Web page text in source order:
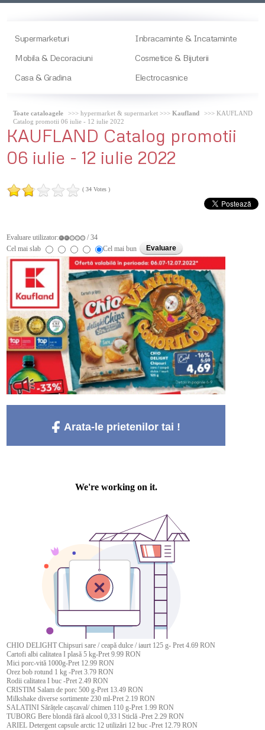
Supermarketuri
Inbracaminte & Incataminte
Mobila & Decoraciuni
Cosmetice & Bijuterii
Casa & Gradina
Electrocasnice
Toate cataloagele >>> hypermarket & supermarket >>>Kaufland
>>> KAUFLAND
Catalog promotii 06 iulie - 12 iulie 2022
KAUFLAND Catalog promotii
06 iulie - 12 iulie 2022
( 34 Votes )
Evaluare utilizator:
/ 34
Cel mai slab
Cel mai bun
Arata-le prietenilor tai !
CHIO DELIGHT Chipsuri sare / ceapă dulce / iaurt 125 g- Pret 4.69 RON
Cartofi albi calitatea I plasă 5 kg-Pret 9.99 RON
Mici porc-vită 1000g-Pret 12.99 RON
Orez bob rotund 1 kg -Pret 3.79 RON
Rodii calitatea I buc -Pret 2.49 RON
CRISTIM Salam de porc 500 g-Pret 13.49 RON
Milkshake diverse sortimente 230 ml-Pret 2.19 RON
SALATINI Sărățele cașcaval/ chimen 110 g-Pret 1.99 RON
TUBORG Bere blondă fără alcool 0,33 l Sticlă -Pret 2.29 RON
ARIEL Detergent capsule arctic 12 utilizări 12 buc -Pret 12.79 RON